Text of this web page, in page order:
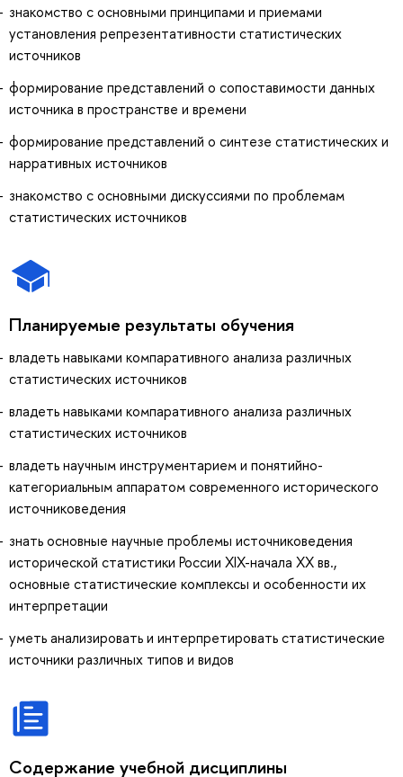
знакомство с основными принципами и приемами
установления репрезентативности статистических
источников
формирование представлений о сопоставимости данных
источника в пространстве и времени
формирование представлений о синтезе статистических и
нарративных источников
знакомство с основными дискуссиями по проблемам
статистических источников
Планируемые результаты обучения
владеть навыками компаративного анализа различных
статистических источников
владеть навыками компаративного анализа различных
статистических источников
владеть научным инструментарием и понятийно-
категориальным аппаратом современного исторического
источниковедения
знать основные научные проблемы источниковедения
исторической статистики России XIX-начала ХХ вв.,
основные статистические комплексы и особенности их
интерпретации
уметь анализировать и интерпретировать статистические
источники различных типов и видов
Содержание учебной дисциплины